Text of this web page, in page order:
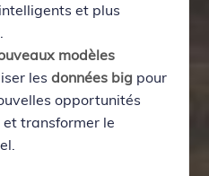
et plus
modèles
lesdonnées big pour
opportunités
transformer le